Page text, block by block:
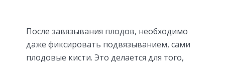
После завязывания плодов, необходимо
даже фиксировать подвязыванием, сами
плодовые кисти. Это делается для того,